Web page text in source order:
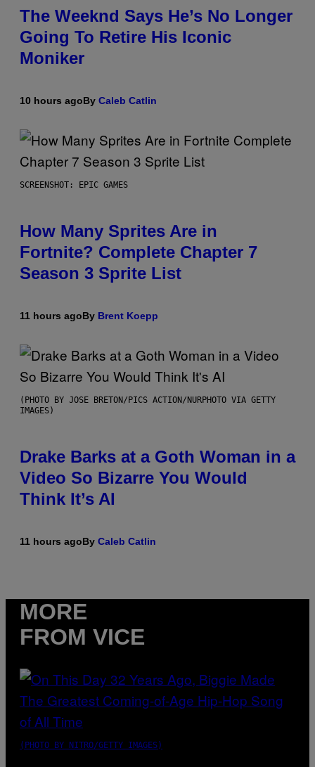
The Weeknd Says He’s No Longer
Going To Retire His Iconic
Moniker
10 hours agoBy Caleb Catlin
SCREENSHOT: EPIC GAMES
How Many Sprites Are in
Fortnite? Complete Chapter 7
Season 3 Sprite List
11 hours agoBy Brent Koepp
(PHOTO BY JOSE BRETON/PICS ACTION/NURPHOTO VIA GETTY
IMAGES)
Drake Barks at a Goth Woman in a
Video So Bizarre You Would
Think It’s AI
11 hours agoBy Caleb Catlin
MORE
FROM VICE
(PHOTO BY NITRO/GETTY IMAGES)